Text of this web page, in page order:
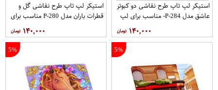
استیکر لپ تاپ طرح نقاشی دو کبوتر
عاشق مدل P-284- مناسب برای لپ
۱۴۰,۰۰۰
استیکر لپ تاپ طرح نقاشی گل و
قطرات باران مدل P-280 مناسب برای
۱۴۰,۰۰۰
5%
5%